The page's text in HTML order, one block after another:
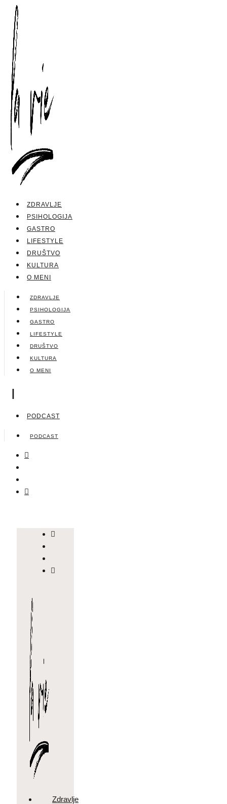
ZDRAVLJE
PSIHOLOGIJA
GASTRO
LIFESTYLE
DRUŠTVO
KULTURA
O MENI
ZDRAVLJE
PSIHOLOGIJA
GASTRO
LIFESTYLE
DRUŠTVO
KULTURA
O MENI
|
PODCAST
PODCAST
Zdravlje